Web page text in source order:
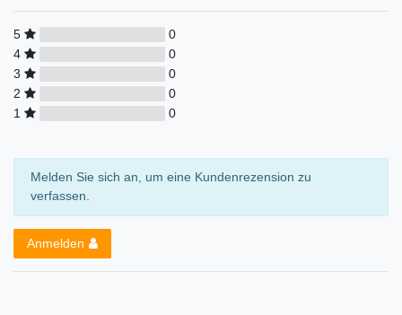
5
0
4
0
3
0
2
0
1
0
Melden Sie sich an, um eine Kundenrezension zu
verfassen.
Anmelden